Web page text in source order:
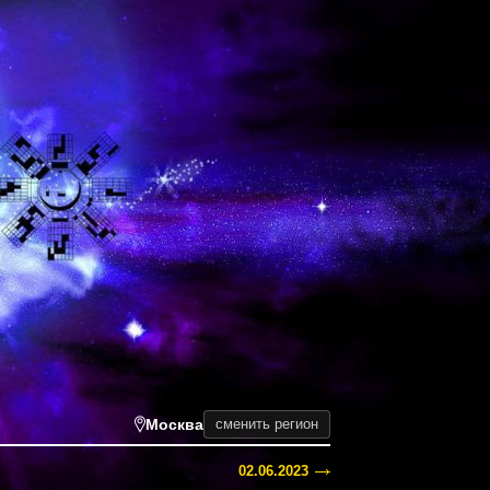
Москва сменить регион
02.06.2023